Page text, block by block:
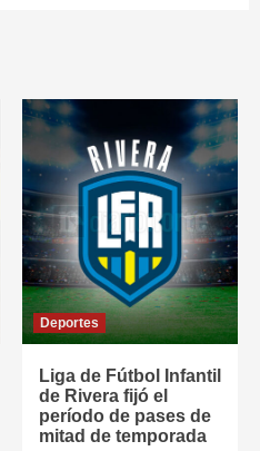
Deportes
Liga de Fútbol Infantil
de Rivera fijó el
período de pases de
mitad de temporada